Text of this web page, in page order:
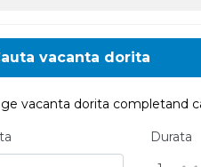
vacanta dorita
vacanta dorita completand
Durata